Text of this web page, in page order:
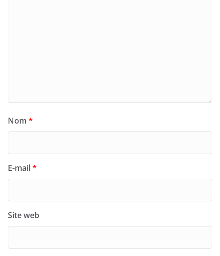
Nom *
E-mail*
Site web